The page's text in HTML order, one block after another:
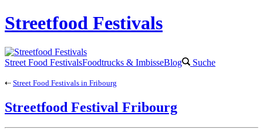
Streetfood Festivals
Street Food FestivalsFoodtrucks & ImbisseBlog Suche
⇠ Street Food Festivals in Fribourg
Streetfood Festival Fribourg